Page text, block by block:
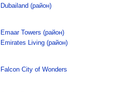
Dubailand (район)
Emaar Towers (район)
Emirates Living (район)
Falcon City of Wonders